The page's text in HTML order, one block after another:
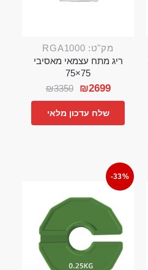
מק"ט: RGA1000
ריג מתח עצמאי מאסיבי
75×75
₪3350 ₪2699
שלח עדכון מלאי
-33%